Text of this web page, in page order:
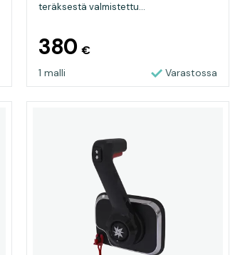
teräksestä valmistettu...
380€
1 malli Varastossa